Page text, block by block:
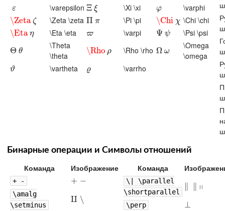
ε
ε \varepsilon Ξ ξ
Ξ ξ \Xi \xi φ
φ
\varphi
\Zeta ζ
\Zeta ζ \Zeta \zeta Π π
Π π \Pi \pi \Chi χ
\Chi χ
\Chi \chi
\Eta η
\Eta η \Eta \eta ϖ
ϖ \varpi Ψ ψ
Ψ ψ
\Psi \psi
Θ θ
Θ θ
\Theta
\theta
\Rho ρ
\Rho ρ \Rho \rho Ω ω
Ω ω
\Omega
\omega
ϑ
ϑ \vartheta ϱ
ϱ \varrho
Бинарные операции и Символы отношений
Команда Изображение
+ - + −
+−
\amalg
\setminus
⨿ ∖
⨿∖
Команда
\| \parallel
\shortparallel
∥
\perp ⊥
⊥